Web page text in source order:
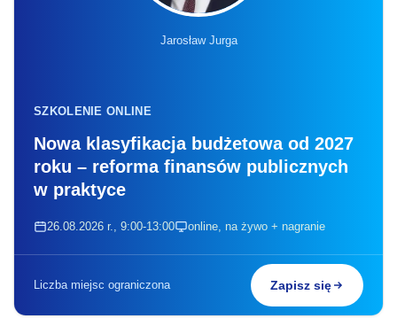
Jarosław Jurga
SZKOLENIE ONLINE
Nowa klasyfikacja budżetowa od 2027
roku – reforma finansów publicznych
w praktyce
26.08.2026 r., 9:00-13:00 online, na żywo + nagranie
Liczba miejsc ograniczona Zapisz się